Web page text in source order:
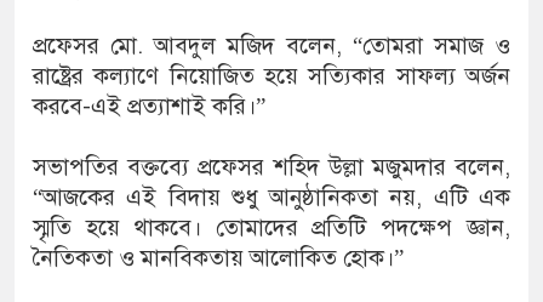
প্রফেসর মো. আবদুল মজিদ বলেন, “তোমরা সমাজ ও
রাষ্ট্রের কল্যাণে নিয়োজিত হয়ে সত্যিকার সাফল্য অর্জন
করবে-এই প্রত্যাশাই করি।”
সভাপতির বক্তব্যে প্রফেসর শহিদ উল্লা মজুমদার বলেন,
“আজকের এই বিদায় শুধু আনুষ্ঠানিকতা নয়, এটি এক
স্মৃতি হয়ে থাকবে। তোমাদের প্রতিটি পদক্ষেপ জ্ঞান,
নৈতিকতা ও মানবিকতায় আলোকিত হোক।”